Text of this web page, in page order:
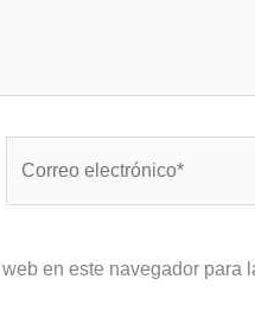
en este navegador para